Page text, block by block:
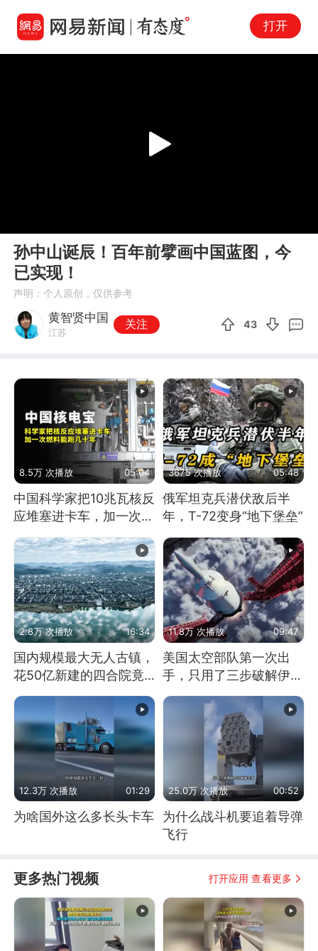
打开
Play
孙中山诞辰！百年前擘画中国蓝图，今
已实现！
声明：个人原创，仅供参考
黄智贤中国
江苏
关注 43
8.5万 次播放 05:04
中国科学家把10兆瓦核反
应堆塞进卡车，加一次燃
3675 次播放 05:48
俄军坦克兵潜伏敌后半
年，T-72变身“地下堡垒”
2.8万 次播放 16:34
国内规模最大无人古镇，
花50亿新建的四合院竟
没人住，发生了啥
11.8万 次播放 09:47
美国太空部队第一次出
手，只用了三步破解伊朗
防空
12.3万 次播放 01:29
为啥国外这么多长头卡车
25.0万 次播放 00:52
为什么战斗机要追着导弹
飞行
更多热门视频 打开应用 查看更多